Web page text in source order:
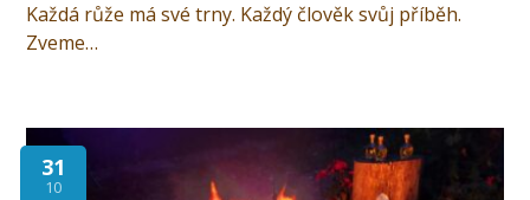
Každá růže má své trny. Každý člověk svůj příběh.
Zveme…
31
10